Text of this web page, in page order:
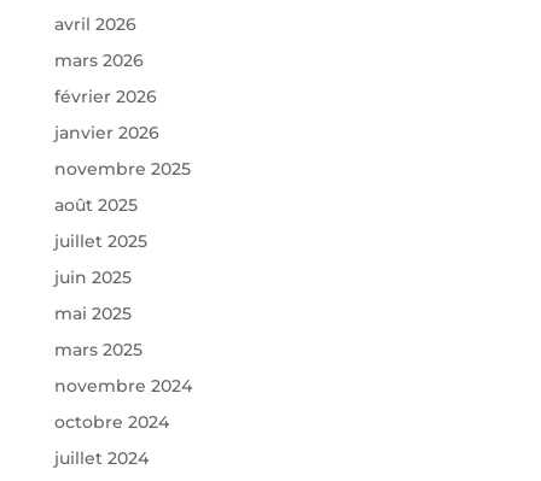
avril 2026
mars 2026
février 2026
janvier 2026
novembre 2025
août 2025
juillet 2025
juin 2025
mai 2025
mars 2025
novembre 2024
octobre 2024
juillet 2024